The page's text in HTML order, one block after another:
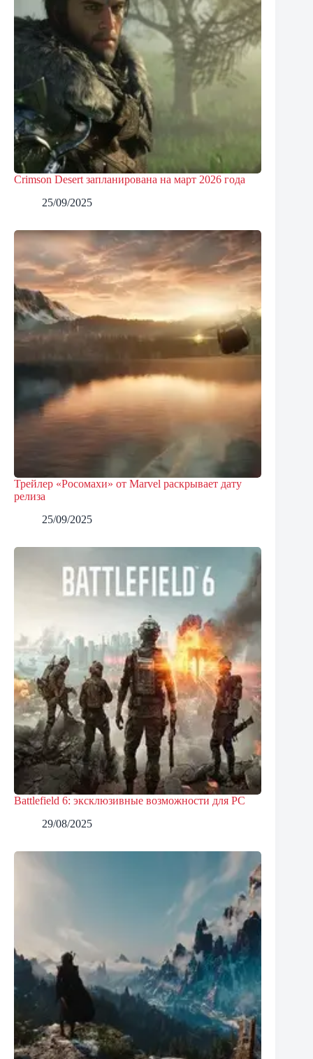
Crimson Desert запланирована на март 2026 года
25/09/2025
Трейлер «Росомахи» от Marvel раскрывает дату
релиза
25/09/2025
Battlefield 6: эксклюзивные возможности для PC
29/08/2025